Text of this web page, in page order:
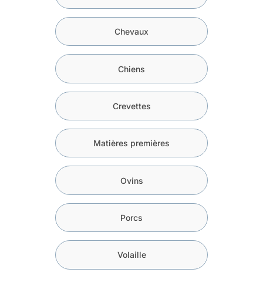
Chevaux
Chiens
Crevettes
Matières premières
Ovins
Porcs
Volaille